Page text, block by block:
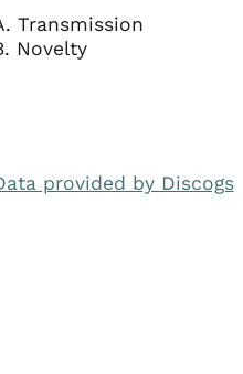
Transmission
Novelty
provided by Discogs